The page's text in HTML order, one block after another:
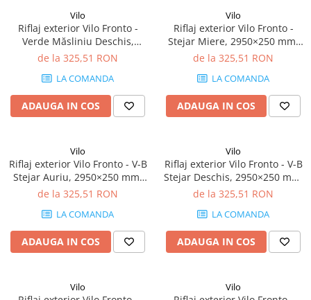
Colt Interior Plinta
Imbinare Plinta
Accesorii
Accesorii Lambriuri
Accesorii Riflaje Decorative
Capac Glaf Interior
Izolatie Parchet
Prag de trecere
Profile Decorative Fatada
Lambriuri
Lambriuri PVC
Panouri Decorative
Vilo
Riflaj exterior Vilo Fronto -
Verde Măsliniu Deschis,
2950×250 mm, PVC-U, 7.74
de la 325,51 RON
LA COMANDA
ADAUGA IN COS
Vilo
Riflaj exterior Vilo Fronto -
Stejar Miere, 2950×250 mm,
PVC-U, 2.95 mp/cutie (4
de la 325,51 RON
LA COMANDA
ADAUGA IN COS
Vilo
Riflaj exterior Vilo Fronto - V-B
Stejar Auriu, 2950×250 mm,
PVC-U, 2.95 mp/cutie (4
de la 325,51 RON
LA COMANDA
ADAUGA IN COS
Vilo
Riflaj exterior Vilo Fronto - V-B
Stejar Deschis, 2950×250 mm,
PVC-U, 2.95 mp/cutie (4
de la 325,51 RON
LA COMANDA
ADAUGA IN COS
Vilo Vilo